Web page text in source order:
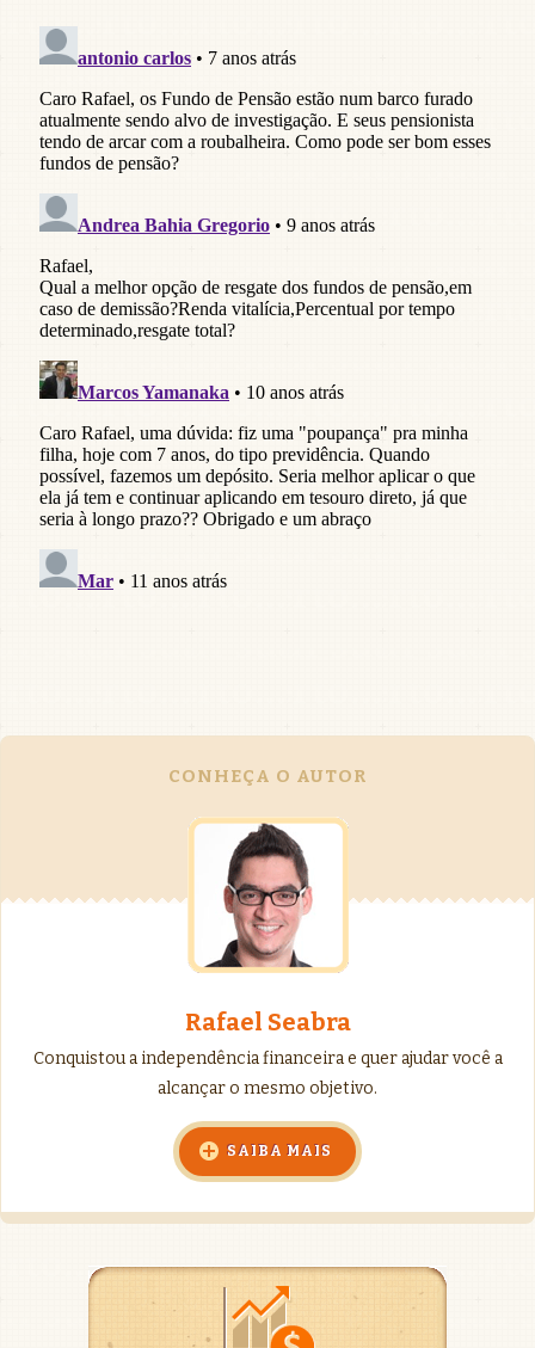
CONHEÇA O AUTOR
Rafael Seabra
Conquistou a independência financeira e quer ajudar você a
alcançar o mesmo objetivo.
SAIBA MAIS